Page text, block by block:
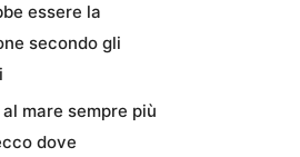
essere la
secondo gli
mare sempre più
dove